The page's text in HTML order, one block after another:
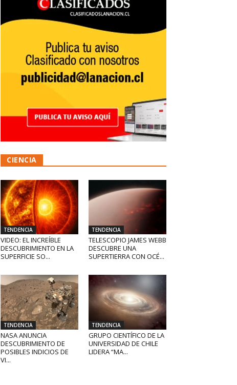
CIENCIA
TENDENCIA
VIDEO: EL INCREÍBLE
DESCUBRIMIENTO EN LA
SUPERFICIE SO...
TENDENCIA
TELESCOPIO JAMES WEBB
DESCUBRE UNA
SUPERTIERRA CON OCÉ...
TENDENCIA
NASA ANUNCIA
DESCUBRIMIENTO DE
POSIBLES INDICIOS DE
VI...
TENDENCIA
GRUPO CIENTÍFICO DE LA
UNIVERSIDAD DE CHILE
LIDERA “MA...